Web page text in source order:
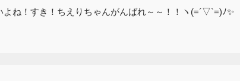
ね！すき！ちえりちゃんがんばれ～～！！ヽ(=´▽`=)ﾉ✨